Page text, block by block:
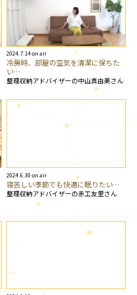
2024.7.14 on air
冷房時、部屋の空気を清潔に保ちた
い…
整理収納アドバイザーの中山真由美さん
2024.6.30 on air
寝苦しい季節でも快適に眠りたい…
整理収納アドバイザーの赤工友里さん